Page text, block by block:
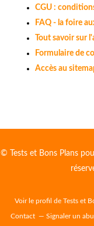
CGU :
FAQ - la foire
Tout savoir sur
Formulaire de
Accès au
© Tests et Bons Plans
Voir le profil de Tests et
Contact Signaler un